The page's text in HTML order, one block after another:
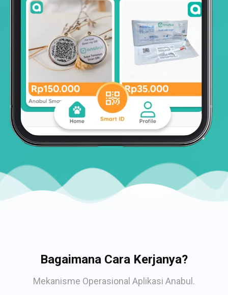
Bagaimana Cara Kerjanya?
Mekanisme Operasional Aplikasi Anabul.